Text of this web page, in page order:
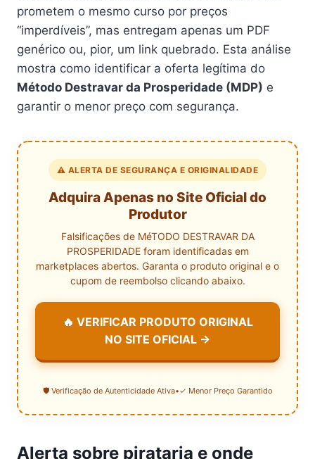
prometem o mesmo curso por preços
“imperdíveis”, mas entregam apenas um PDF
genérico ou, pior, um link quebrado. Esta análise
mostra como identificar a oferta legítima do
Método Destravar da Prosperidade (MDP) e
garantir o menor preço com segurança.
⚠️ ALERTA DE SEGURANÇA E ORIGINALIDADE
Adquira Apenas no Site Oficial do
Produtor
Falsificações de MéTODO DESTRAVAR DA
PROSPERIDADE foram identificadas em
marketplaces abertos. Garanta o produto original e o
cupom de reembolso clicando abaixo.
🔥 VERIFICAR PRODUTO ORIGINAL
NO SITE OFICIAL →
🛡️ Verificação de Autenticidade Ativa•✓ Menor Preço Garantido
Alerta sobre pirataria e onde